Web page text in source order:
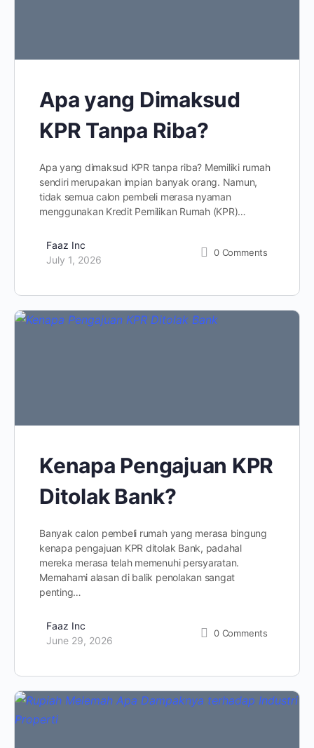
Apa yang Dimaksud
KPR Tanpa Riba?
Apa yang dimaksud KPR tanpa riba? Memiliki rumah
sendiri merupakan impian banyak orang. Namun,
tidak semua calon pembeli merasa nyaman
menggunakan Kredit Pemilikan Rumah (KPR)…
Faaz Inc
July 1, 2026
0 Comments
Kenapa Pengajuan KPR
Ditolak Bank?
Banyak calon pembeli rumah yang merasa bingung
kenapa pengajuan KPR ditolak Bank, padahal
mereka merasa telah memenuhi persyaratan.
Memahami alasan di balik penolakan sangat
penting…
Faaz Inc
June 29, 2026
0 Comments